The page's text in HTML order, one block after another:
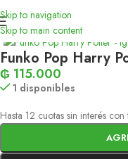
Skip to navigation
Skip to main content
Inicio Funko
Funko Pop Harry
₲ 115.000
1 disponibles
Hasta 12 cuotas sin interés